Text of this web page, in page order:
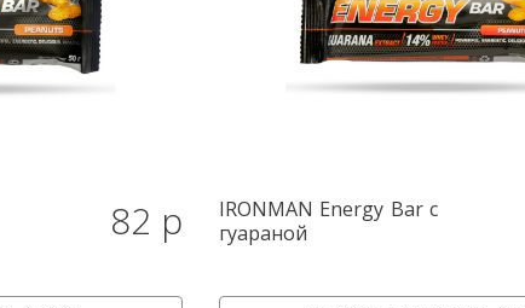
82 р КУПИТЬ
IRONMAN Energy Bar с
гуараной